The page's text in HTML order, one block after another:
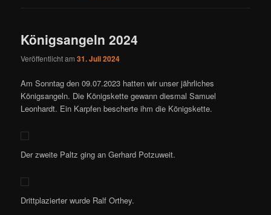
Königsangeln 2024
Veröffentlicht am31. Juli 2024
Am Sonntag den 09.07.2023 hatten wir unser jährliches
Königsangeln. Die Königskette gewann diesmal Samuel
Leonhardt. Ein Karpfen bescherte ihm die Königskette.
Der zweite Paltz ging an Gerhard Potzuweit.
Drittplazierter wurde Ralf Orthey.